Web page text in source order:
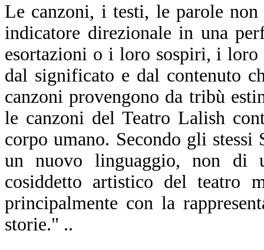
Le canzoni, i testi, le parole
indicatore direzionale in una
esortazioni o i loro sospiri, i loro
dal significato e dal contenuto
canzoni provengono da tribù
le canzoni del Teatro Lalish
corpo umano. Secondo gli
un nuovo linguaggio, non di
cosiddetto artistico del teatro
principalmente con la
storie." ..